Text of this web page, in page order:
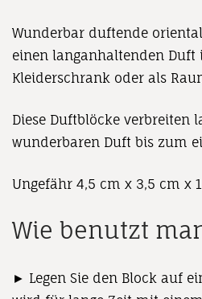
Wunderbar duftende
einen langanhaltenden Duft
Kleiderschrank oder als
Diese Duftblöcke verbreiten
wunderbaren Duft bis zum
Ungefähr 4,5 cm x 3,5 cm x
Wie benutzt
► Legen Sie den Block auf